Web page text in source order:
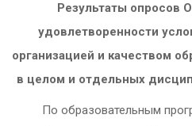
Результаты
удовлетворенности
организацией и качеством
в целом и отдельных
По образовательным